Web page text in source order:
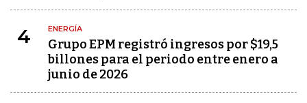
4 ENERGÍA
Grupo EPM registró ingresos por $19,5
billones para el periodo entre enero a
junio de 2026